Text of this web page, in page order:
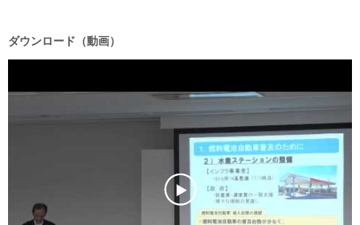
ダウンロード（動画）